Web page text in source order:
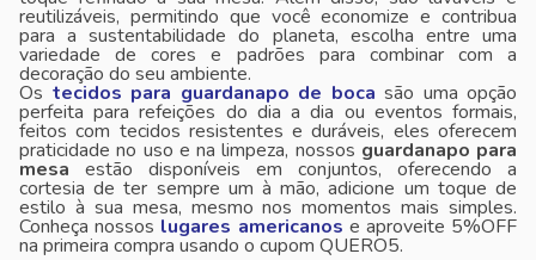
reutilizáveis, permitindo que você economize e contribua
para a sustentabilidade do planeta, escolha entre uma
variedade de cores e padrões para combinar com a
decoração do seu ambiente.
Os tecidos para guardanapo de boca são uma opção
perfeita para refeições do dia a dia ou eventos formais,
feitos com tecidos resistentes e duráveis, eles oferecem
praticidade no uso e na limpeza, nossos guardanapo para
mesa estão disponíveis em conjuntos, oferecendo a
cortesia de ter sempre um à mão, adicione um toque de
estilo à sua mesa, mesmo nos momentos mais simples.
Conheça nossos lugares americanos e aproveite 5%OFF
na primeira compra usando o cupom QUERO5.